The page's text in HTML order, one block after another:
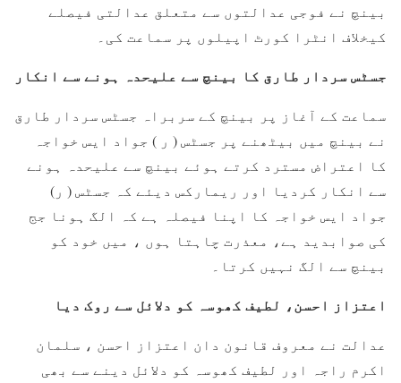
بینچ نے ‏فوجی عدالتوں سے متعلق عدالتی فیصلے
کیخلاف انٹرا کورٹ اپیلوں پر سماعت کی۔
جسٹس سردار طارق کا بینچ سے علیحدہ ہونے سے انکار
سماعت کے آغاز پر بینچ کے سربراہ جسٹس سردار طارق
نے بینچ میں بیٹھنے پر جسٹس ( ر ) جواد ایس خواجہ
کا اعتراض مسترد کرتے ہوئے بینچ سے علیحدہ ہونے
سے انکار کردیا اور ریمارکس دیئے کہ جسٹس ( ر)
جواد ایس خواجہ کا اپنا فیصلہ ہے کہ الگ ہونا جج
کی صوابدید ہے، معذرت چاہتا ہوں ، میں خود کو
بینچ سے الگ نہیں کرتا۔
اعتزاز احسن، لطیف کھوسہ کو دلائل سے روک دیا
عدالت نے معروف قانون دان اعتزاز احسن ، سلمان
اکرم راجہ اور لطیف کھوسہ کو دلائل دینے سے بھی